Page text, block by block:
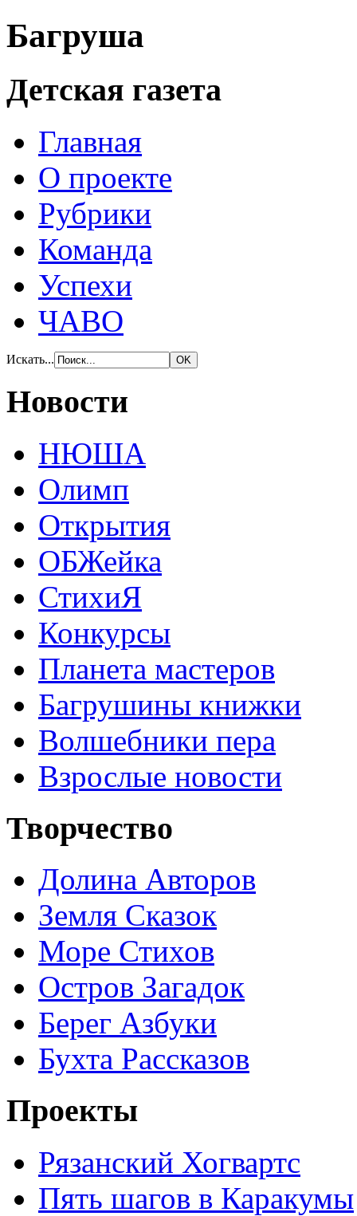
Багруша
Детская газета
Главная
О проекте
Рубрики
Команда
Успехи
ЧАВО
Искать...
Новости
НЮША
Олимп
Открытия
ОБЖейка
СтихиЯ
Конкурсы
Планета мастеров
Багрушины книжки
Волшебники пера
Взрослые новости
Творчество
Долина Авторов
Земля Сказок
Море Стихов
Остров Загадок
Берег Азбуки
Бухта Рассказов
Проекты
Рязанский Хогвартс
Пять шагов в Каракумы